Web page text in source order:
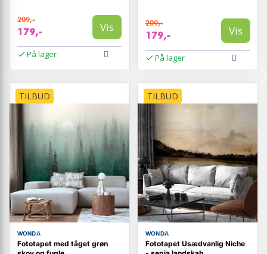
209,-
179,- Vis
På lager
209,-
179,- Vis
På lager
TILBUD
WONDA
Fototapet med tåget grøn
TILBUD
WONDA
Fototapet Usædvanlig Niche